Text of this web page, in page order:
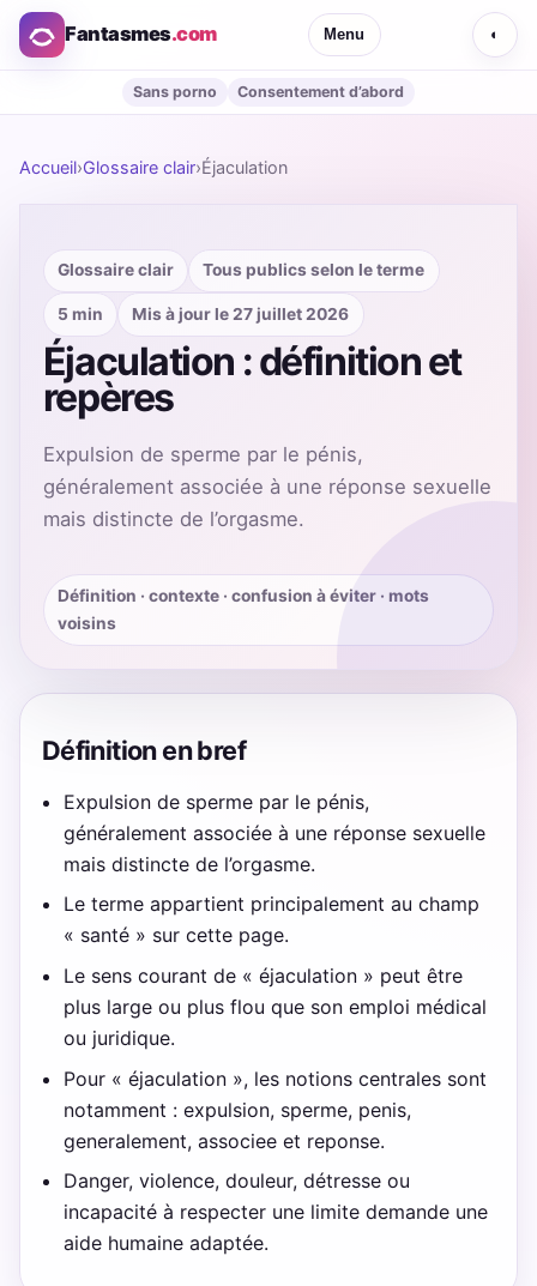
Fantasmes.com Menu ◐
Sans porno Consentement d’abord
Accueil›Glossaire clair›Éjaculation
Glossaire clair Tous publics selon le terme
5 min Mis à jour le 27 juillet 2026
Éjaculation : définition et
repères
Expulsion de sperme par le pénis,
généralement associée à une réponse sexuelle
mais distincte de l’orgasme.
Définition · contexte · confusion à éviter · mots
voisins
Définition en bref
Expulsion de sperme par le pénis,
généralement associée à une réponse sexuelle
mais distincte de l’orgasme.
Le terme appartient principalement au champ
« santé » sur cette page.
Le sens courant de « éjaculation » peut être
plus large ou plus flou que son emploi médical
ou juridique.
Pour « éjaculation », les notions centrales sont
notamment : expulsion, sperme, penis,
generalement, associee et reponse.
Danger, violence, douleur, détresse ou
incapacité à respecter une limite demande une
aide humaine adaptée.